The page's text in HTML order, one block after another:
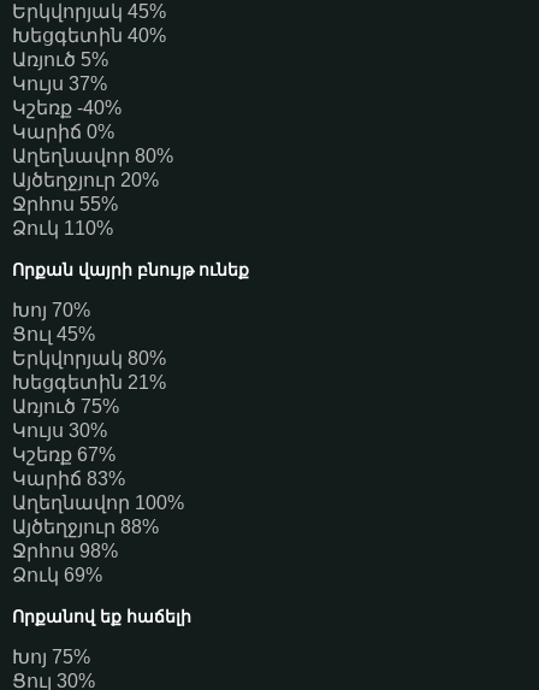
Երկվորյակ 45%
Խեցգետին 40%
Առյուծ 5%
Կույս 37%
Կշեռք -40%
Կարիճ 0%
Աղեղնավոր 80%
Այծեղջյուր 20%
Ջրհոս 55%
Ձուկ 110%
Որքան վայրի բնույթ ունեք
Խոյ 70%
Ցուլ 45%
Երկվորյակ 80%
Խեցգետին 21%
Առյուծ 75%
Կույս 30%
Կշեռք 67%
Կարիճ 83%
Աղեղնավոր 100%
Այծեղջյուր 88%
Ջրհոս 98%
Ձուկ 69%
Որքանով եք հաճելի
Խոյ 75%
Ցուլ 30%